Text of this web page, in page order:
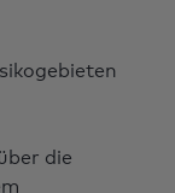
die